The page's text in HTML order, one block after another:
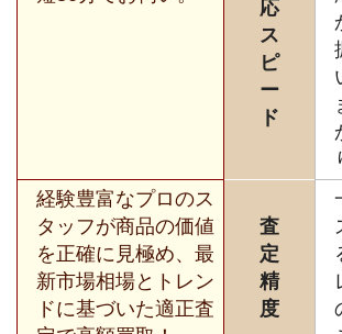
応
ス
ピ
ー
ド
経験豊富なプロのス
タッフが商品の価値
を正確に見極め、最
新市場相場とトレン
ドに基づいた適正査
査
定
精
度